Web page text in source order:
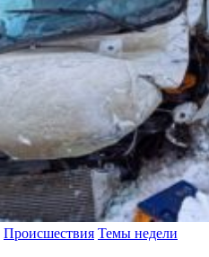
Происшествия Темы недели